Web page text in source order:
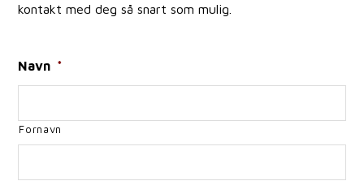
kontakt med deg så snart som mulig.
Navn *
Fornavn